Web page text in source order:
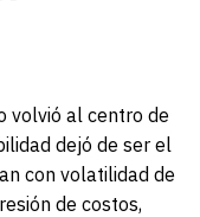
volvió al centro de
dejó de ser el
con volatilidad de
de costos,